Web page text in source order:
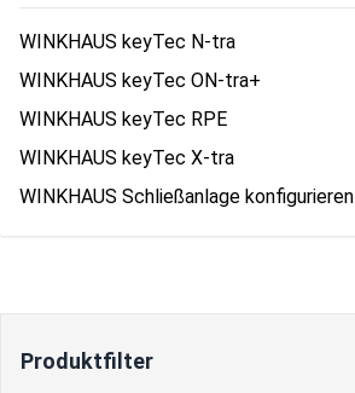
Produktfilter
WINKHAUS keyTec N-tra
WINKHAUS keyTec ON-tra+
WINKHAUS keyTec RPE
WINKHAUS keyTec X-tra
WINKHAUS Schließanlage konfigurieren